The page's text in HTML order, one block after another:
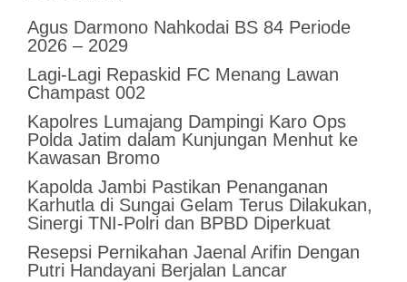
Agus Darmono Nahkodai BS 84 Periode
2026 – 2029
Lagi-Lagi Repaskid FC Menang Lawan
Champast 002
Kapolres Lumajang Dampingi Karo Ops
Polda Jatim dalam Kunjungan Menhut ke
Kawasan Bromo
Kapolda Jambi Pastikan Penanganan
Karhutla di Sungai Gelam Terus Dilakukan,
Sinergi TNI-Polri dan BPBD Diperkuat
Resepsi Pernikahan Jaenal Arifin Dengan
Putri Handayani Berjalan Lancar